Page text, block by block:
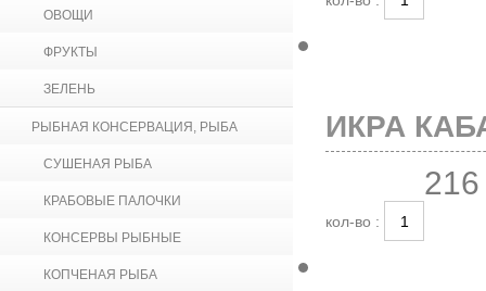
ОВОЩИ
ФРУКТЫ
ЗЕЛЕНЬ
РЫБНАЯ КОНСЕРВАЦИЯ, РЫБА
СУШЕНАЯ РЫБА
КРАБОВЫЕ ПАЛОЧКИ
КОНСЕРВЫ РЫБНЫЕ
КОПЧЕНАЯ РЫБА
ИКРА
кол-во :